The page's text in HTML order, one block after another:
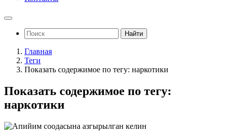
Найти
Главная
Теги
Показать содержимое по тегу: наркотики
Показать содержимое по тегу:
наркотики